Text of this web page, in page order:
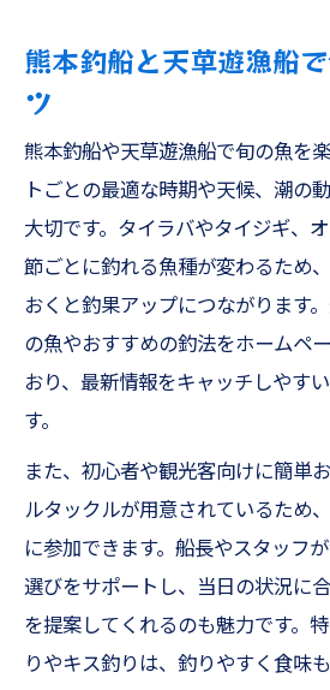
熊本釣船と天草遊漁船
ツ
熊本釣船や天草遊漁船で旬の魚を
トごとの最適な時期や天候、潮の
大切です。タイラバやタイジギ、
節ごとに釣れる魚種が変わるため
おくと釣果アップにつながります
の魚やおすすめの釣法をホームペ
おり、最新情報をキャッチしやす
す。
また、初心者や観光客向けに簡単
ルタックルが用意されているため
に参加できます。船長やスタッフ
選びをサポートし、当日の状況に
を提案してくれるのも魅力です。
りやキス釣りは、釣りやすく食味